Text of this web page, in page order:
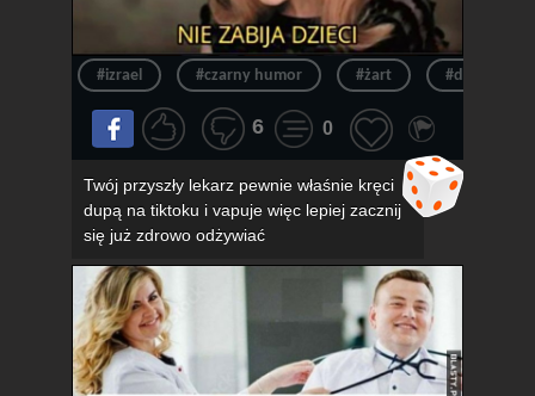
#izrael #czarny humor #żart #dowcip
6 0
Twój przyszły lekarz pewnie właśnie kręci
dupą na tiktoku i vapuje więc lepiej zacznij
się już zdrowo odżywiać